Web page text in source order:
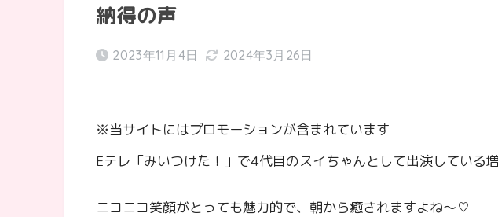
納得の声
2023年11月4日 2024年3月26日
※当サイトにはプロモーションが含まれています
Eテレ「みいつけた！」で4代目のスイちゃんとして出演している増
ニコニコ笑顔がとっても魅力的で、朝から癒されますよね～♡